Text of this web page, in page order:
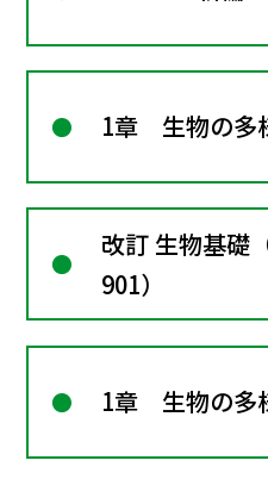
1章 生物の多
改訂 生物基礎
901）
1章 生物の多